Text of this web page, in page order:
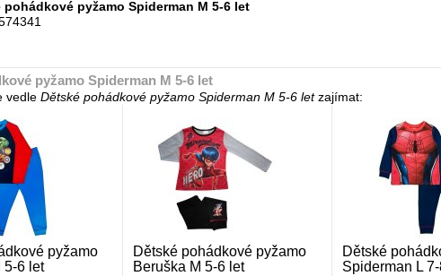
pohádkové pyžamo Spiderman M 5-6 let
pyžamo Spiderman M 5-6 let
vedle Dětské pohádkové pyžamo Spiderman M 5-6 letzajímat:
pyžamo
5-6 let
Dětské pohádkové pyžamo
Beruška M 5-6 let
Dětské
Spiderman L